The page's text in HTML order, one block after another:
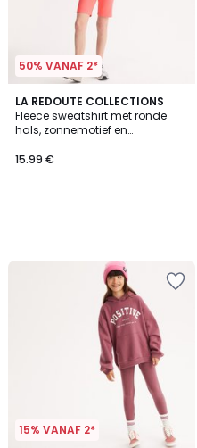
50% VANAF 2*
LA REDOUTE COLLECTIONS
Fleece sweatshirt met ronde
hals, zonnemotief en
15.99 €
15% VANAF 2*